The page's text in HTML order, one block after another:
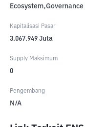
Ecosystem,Governance
Kapitalisasi Pasar
3.067.949 Juta
Supply Maksimum
0
Pengembang
N/A